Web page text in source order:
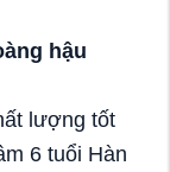
hậu
lượng tốt
6 tuổi Hàn